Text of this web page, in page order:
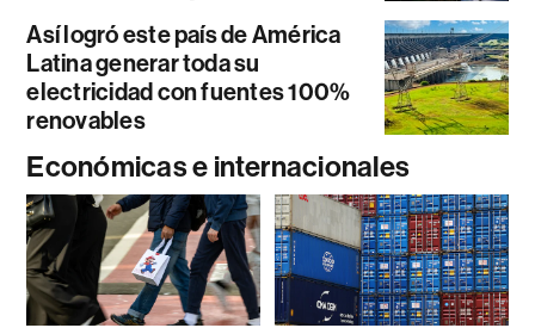
Así logró este país de América
Latina generar toda su
electricidad con fuentes 100%
renovables
Económicas e internacionales